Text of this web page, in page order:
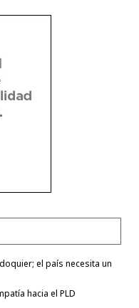
el país necesita un
hacia el PLD